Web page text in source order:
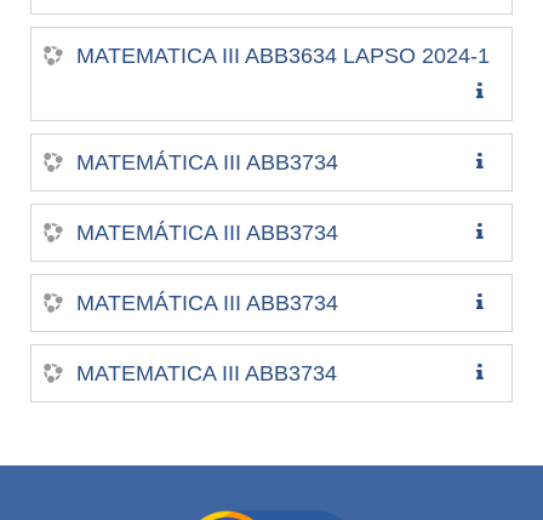
MATEMATICA III ABB3634 LAPSO 2024-1
MATEMÁTICA III ABB3734
MATEMÁTICA III ABB3734
MATEMÁTICA III ABB3734
MATEMATICA III ABB3734